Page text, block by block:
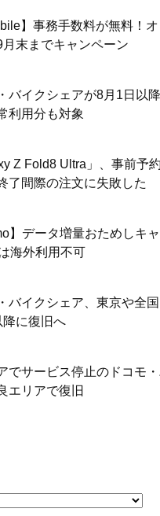
】事務手数料が無料！
月末までキャンペーン
バイクシェアが8月1日以
利用分も対象
Z Fold8 Ultra」、事前予
了間際の注文に失敗した
】データ増量おためしキ
海外利用不可
バイクシェア、東京や全
降に復旧へ
でサービス停止のドコモ
エリアで復旧